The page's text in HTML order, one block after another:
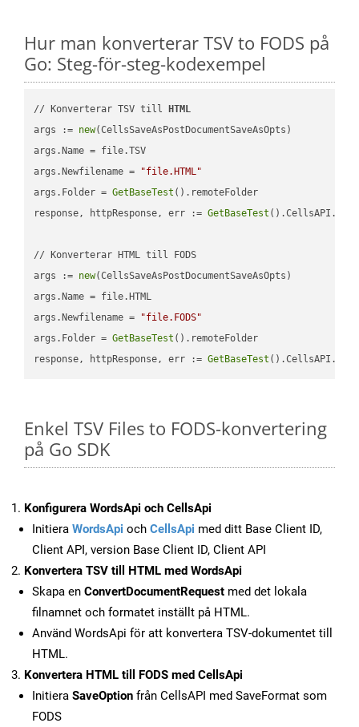
Hur man konverterar TSV to FODS på
Go: Steg-för-steg-kodexempel
// Konverterar TSV till
HTML
args := new(CellsSaveAsPostDocumentSaveAsOpts)
args.Name = file.TSV
args.Newfilename =
"file.HTML"
args.Folder = GetBaseTest ().remoteFolder
response, httpResponse, err := GetBaseTest ().CellsAPI.
// Konverterar HTML till FODS
args := new(CellsSaveAsPostDocumentSaveAsOpts)
args.Name = file.HTML
args.Newfilename =
"file.FODS"
args.Folder = GetBaseTest ().remoteFolder
response, httpResponse, err := GetBaseTest ().CellsAPI.
Enkel TSV Files to FODS-konvertering
på Go SDK
Konfigurera WordsApi och CellsApi
Initiera WordsApi och CellsApi med ditt Base Client ID,
Client API, version Base Client ID, Client API
Konvertera TSV till HTML med WordsApi
Skapa en ConvertDocumentRequest med det lokala
filnamnet och formatet inställt på HTML.
Använd WordsApi för att konvertera TSV-dokumentet till
HTML.
Konvertera HTML till FODS med CellsApi
Initiera SaveOption från CellsAPI med SaveFormat som
FODS